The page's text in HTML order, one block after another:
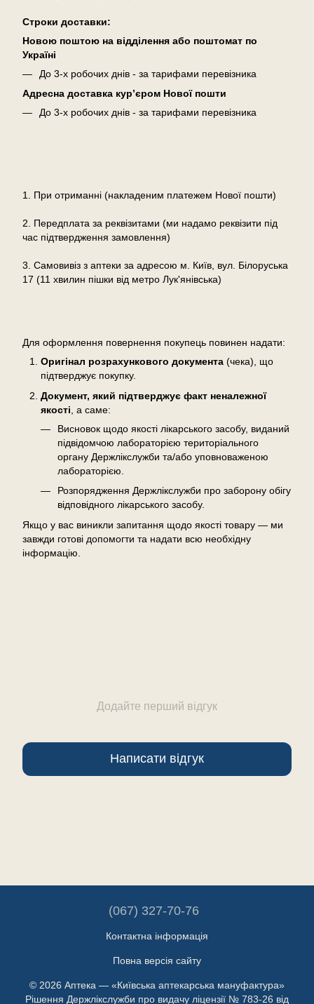
Cтроки доставки:
Новою поштою на відділення або поштомат по
Україні
До 3-х робочих днів - за тарифами перевізника
Адресна доставка кур’єром Нової пошти
До 3-х робочих днів - за тарифами перевізника
1. При отриманні (накладеним платежем Нової пошти)
2. Передплата за реквізитами (ми надамо реквізити під
час підтвердження замовлення)
3. Самовивіз з аптеки за адресою м. Київ, вул. Білоруська
17 (11 хвилин пішки від метро Лук'янівська)
Для оформлення повернення покупець повинен надати:
Оригінал розрахункового документа (чека), що
підтверджує покупку.
Документ, який підтверджує факт неналежної
якості , а саме:
Висновок щодо якості лікарського засобу, виданий
підвідомчою лабораторією територіального
органу Держлікслужби та/або уповноваженою
лабораторією.
Розпорядження Держлікслужби про заборону обігу
відповідного лікарського засобу.
Якщо у вас виникли запитання щодо якості товару — ми
завжди готові допомогти та надати всю необхідну
інформацію.
Додайте перший відгук
Написати відгук
(067) 327-70-76
Контактна інформація
Повна версія сайту
© 2026 Аптека — «Київська аптекарська мануфактура»
Рішення Держлікслужби про видачу ліцензії № 783-26 від